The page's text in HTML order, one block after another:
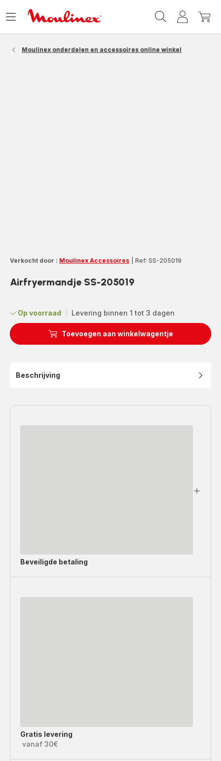
MijnMijn
Menu
Moulinex onderdelen en accessoires online winkel
Verkocht door : Moulinex Accessoires Ref: SS-205019
Airfryermandje SS-205019
Op voorraad Levering binnen 1 tot 3 dagen
Toevoegen aan winkelwagentje
Beschrijving
Beveiligde betaling
Gratis levering
vanaf 30€